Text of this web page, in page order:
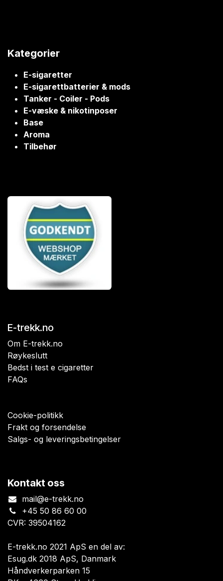
Kategorier
E-sigaretter
E-sigarettbatterier & mods
Tanker - Coiler - Pods
E-væske & nikotinposer
Base
Aroma
Tilbehør
E-trekk.no
Om E-trekk.no
Røykeslutt
Bedst i test e cigaretter
FAQs
Cookie-politikk
Frakt og forsendelse
Salgs- og leveringsbetingelser
Kontakt oss
mail@e-trekk.no
+45 50 86 60 00
CVR: 39504162
E-trekk.no 2021 ApS en del av:
Esug.dk 2018 ApS, Danmark
Håndverkerparken 15